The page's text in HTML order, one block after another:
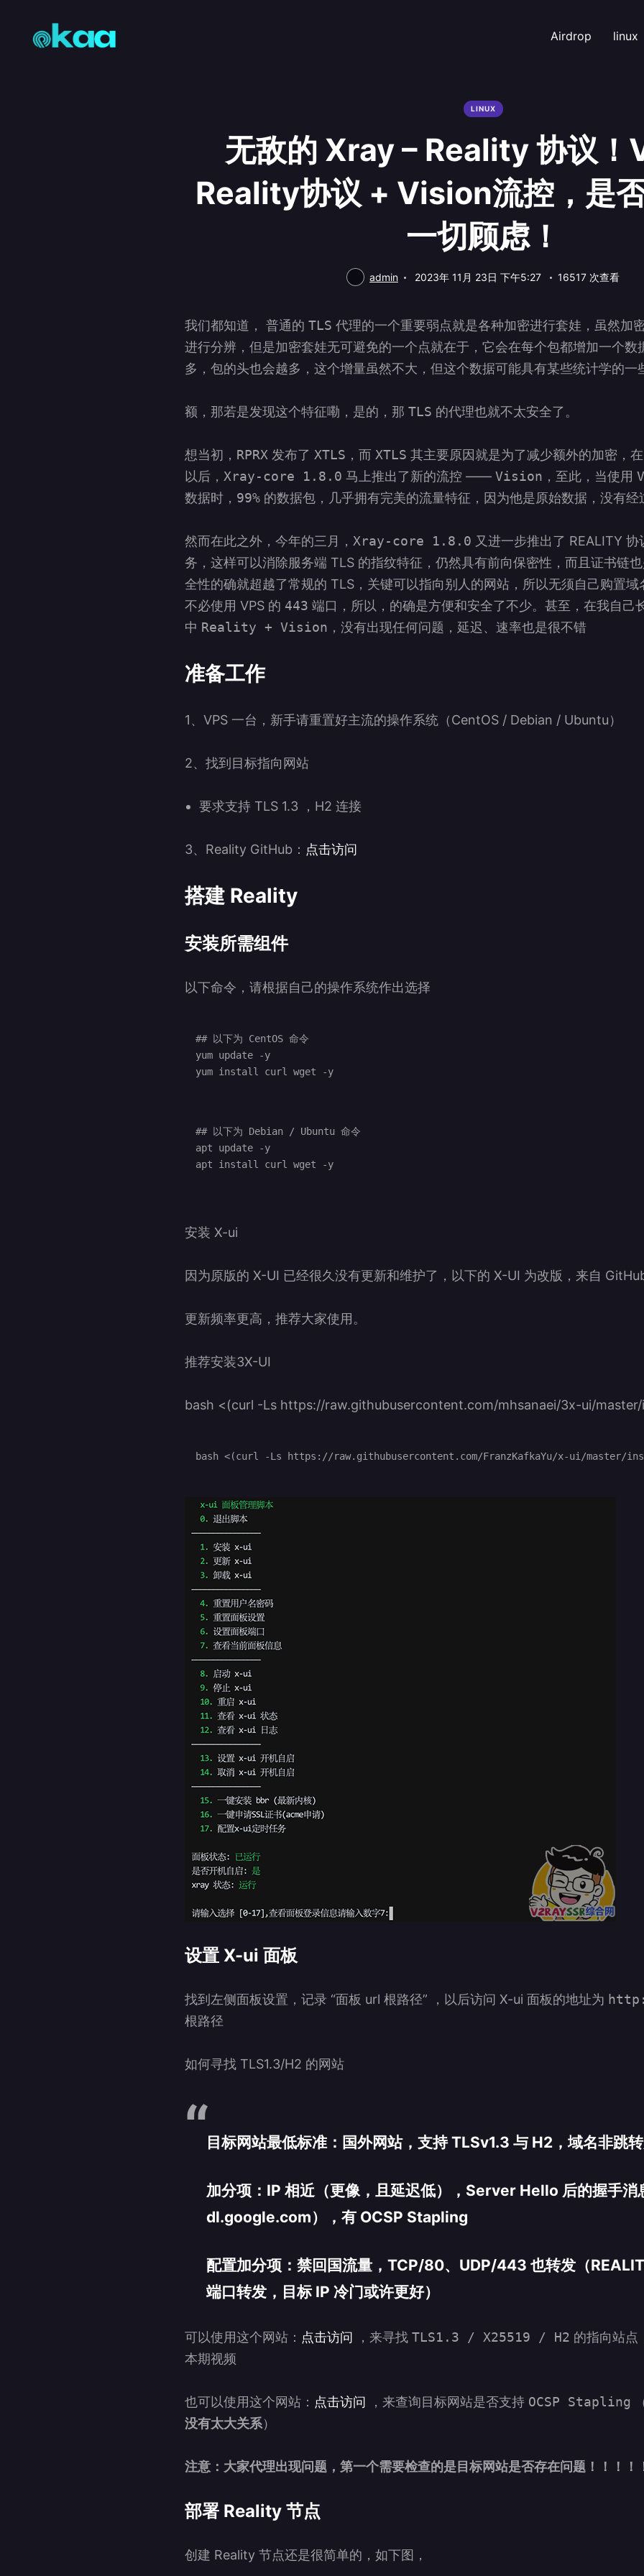
Airdrop linux
LINUX
无敌的 Xray – Reality 协议！
Reality协议 + Vision流控，是
一切顾虑！
admin 2023年 11月 23日 下午5:27 16517 次查看
我们都知道， 普通的 TLS 代理的一个重要弱点就是各种加密进行套娃，虽然加
进行分辨，但是加密套娃无可避免的一个点就在于，它会在每个包都增加一个数
多，包的头也会越多，这个增量虽然不大，但这个数据可能具有某些统计学的一
额，那若是发现这个特征嘞，是的，那 TLS 的代理也就不太安全了。
想当初， RPRX 发布了 XTLS ，而 XTLS 其主要原因就是为了减少额外的加密，在
以后， Xray-core 1.8.0 马上推出了新的流控 —— Vision ，至此，当使用
数据时， 99% 的数据包，几乎拥有完美的流量特征，因为他是原始数据，没有经
然而在此之外，今年的三月， Xray-core 1.8.0 又进一步推出了 REALITY
务，这样可以消除服务端 TLS 的指纹特征，仍然具有前向保密性，而且证书链
全性的确就超越了常规的 TLS，关键可以指向别人的网站，所以无须自己购置域
不必使用 VPS 的 443 端口，所以，的确是方便和安全了不少。甚至，在我自己
中 Reality + Vision ，没有出现任何问题，延迟、速率也是很不错
准备工作
1、VPS 一台，新手请重置好主流的操作系统（CentOS / Debian / Ubuntu）
2、找到目标指向网站
要求支持 TLS 1.3 ，H2 连接
3、Reality GitHub： 点击访问
搭建 Reality
安装所需组件
以下命令，请根据自己的操作系统作出选择
## 以下为 CentOS 命令
yum update -y
## 以下为 Debian / Ubuntu 命令
apt update -y
apt install curl wget -y
安装 X-ui
因为原版的 X-UI 已经很久没有更新和维护了，以下的 X-UI 为改版，来自
更新频率更高，推荐大家使用。
推荐安装3X-UI
bash <(curl -Ls https://raw.githubusercontent.com/mhsanaei/3x-ui/master/
bash <(curl -Ls https://raw.githubusercontent.com/FranzKafkaYu/x-ui/master/
设置 X-ui 面板
找到左侧面板设置，记录 “面板 url 根路径” ，以后访问 X-ui 面板的地址为
根路径
如何寻找 TLS1.3/H2 的网站
目标网站最低标准：国外网站，支持 TLSv1.3 与 H2，域名非跳
加分项：IP 相近（更像，且延迟低），Server Hello 后的握手消
dl.google.com），有 OCSP Stapling
配置加分项：禁回国流量，TCP/80、UDP/443 也转发（
端口转发，目标 IP 冷门或许更好）
可以使用这个网站： 点击访问 ，来寻找 TLS1.3 / X25519 / H2 的指向站点
本期视频
也可以使用这个网站： 点击访问 ，来查询目标网站是否支持 OCSP Stapling
没有太大关系）
注意：大家代理出现问题，第一个需要检查的是目标网站是否存在问题！！！！
部署 Reality 节点
创建 Reality 节点还是很简单的，如下图，